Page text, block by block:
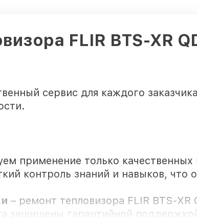
FLIR BTS-XR
сервис для каждого
применение только
контроль знаний и навыков, что
– ремонт тепловизора FLIR BTS-XR
защищены гарантийной